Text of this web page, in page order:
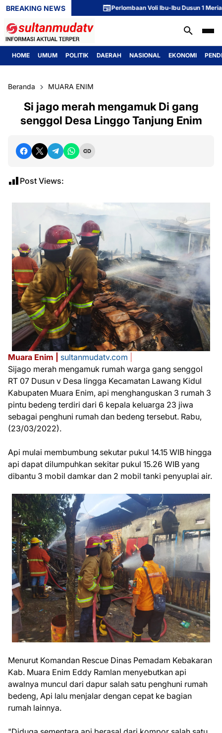
BREAKING NEWS Perlombaan Voli Ibu-Ibu Dusun 1 Meriahkan
HOME UMUM POLITIK DAERAH NASIONAL EKONOMI
Beranda MUARA ENIM
Si jago merah mengamuk Di gang
senggol Desa Linggo Tanjung Enim
Post Views:
Muara Enim | sultanmudatv.com
Sijago merah mengamuk rumah warga gang senggol
RT 07 Dusun v Desa lingga Kecamatan Lawang Kidul
Kabupaten Muara Enim, api menghanguskan 3 rumah 3
pintu bedeng terdiri dari 6 kepala keluarga 23 jiwa
sebagai penghuni rumah dan bedeng tersebut. Rabu,
(23/03/2022).
Api mulai membumbung sekutar pukul 14.15 WIB hingga
api dapat dilumpuhkan sekitar pukul 15.26 WIB yang
dibantu 3 mobil damkar dan 2 mobil tanki penyuplai air.
Menurut Komandan Rescue Dinas Pemadam Kebakaran
Kab. Muara Enim Eddy Ramlan menyebutkan api
awalnya muncul dari dapur salah satu penghuni rumah
bedeng, Api lalu menjalar dengan cepat ke bagian
rumah lainnya.